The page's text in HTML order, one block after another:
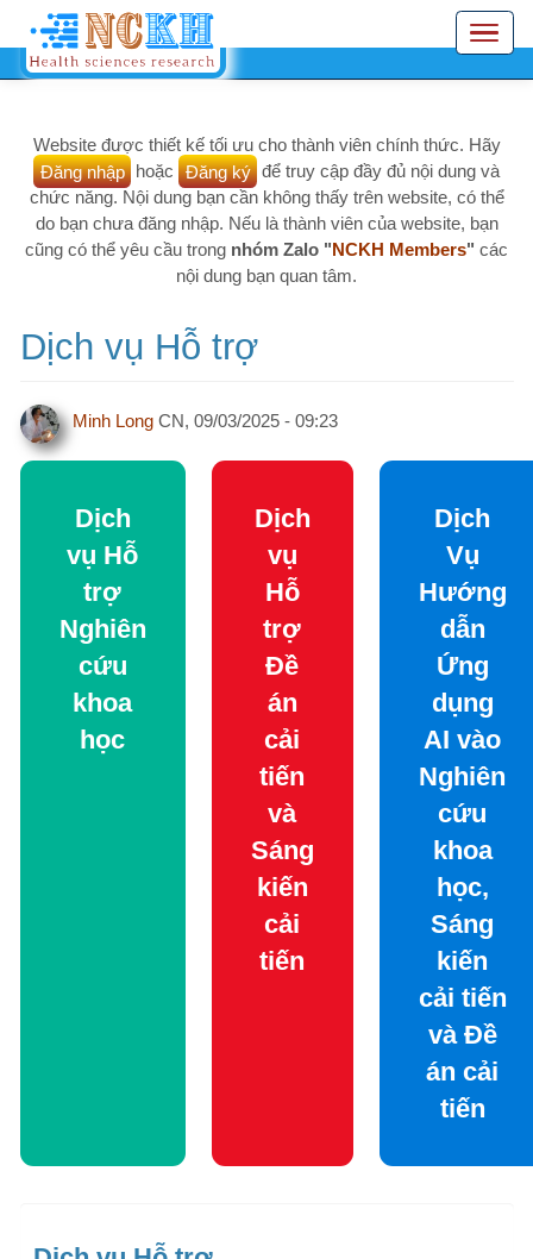
dung
Toggle
navigation
Đăng nhập hoặc Đăng ký để truy cập đầy đủ nội dung và
chức năng. Nội dung bạn cần không thấy trên website, có thể
do bạn chưa đăng nhập. Nếu là thành viên của website, bạn
cũng có thể yêu cầu trongnhóm Zalo "NCKH Members"các
nội dung bạn quan tâm.
vụ Hỗ
trợ
Nghiên
cứu
khoa
học
vụ
trợ
Đề
án
cải
tiến
và
Sáng
kiến
cải
tiến
Hướng
Ứng
dụng
AI vào
Nghiên
cứu
khoa
học,
Sáng
kiến
cải tiến
và Đề
án cải
tiến
Dịch vụ Hỗ trợ Đề án cải tiến và Sáng